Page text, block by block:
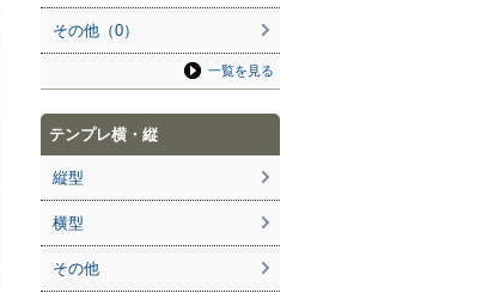
その他（0）
一覧を見る
テンプレ横・縦
縦型
横型
その他